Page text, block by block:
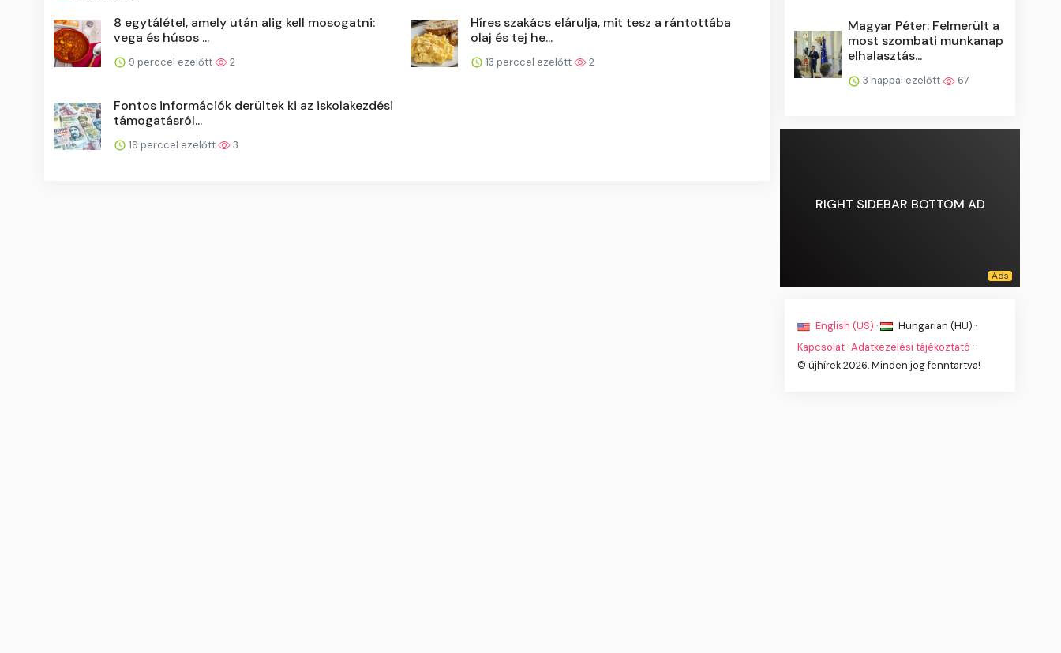
8 egytálétel, amely után alig kell mosogatni:
vega és húsos ...
9 perccel ezelőtt 2
Híres szakács elárulja, mit tesz a rántottába
olaj és tej he...
13 perccel ezelőtt 2
Fontos információk derültek ki az iskolakezdési
támogatásról...
19 perccel ezelőtt 3
Magyar Péter: Felmerült a
most szombati munkanap
elhalasztás...
3 nappal ezelőtt 67
RIGHT SIDEBAR BOTTOM AD
English (US) ·
Hungarian (HU) ·
Kapcsolat ·Adatkezelési tájékoztató ·
© újhírek 2026. Minden jog fenntartva!